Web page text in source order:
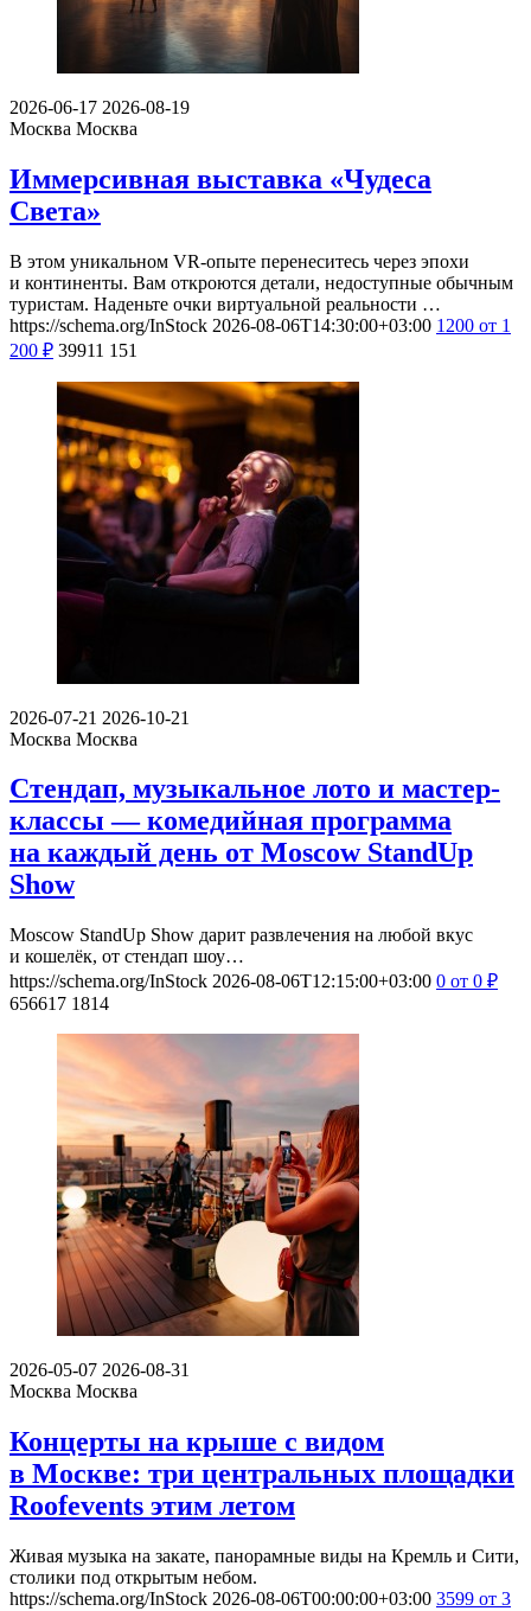
2026-06-17 2026-08-19
Москва Москва
Иммерсивная выставка «Чудеса
Света»
В этом уникальном VR-опыте перенеситесь через эпохи
и континенты. Вам откроются детали, недоступные обычным
туристам. Наденьте очки виртуальной реальности …
https://schema.org/InStock 2026-08-06T14:30:00+03:00 1200 от 1
200 ₽ 39911 151
2026-07-21 2026-10-21
Москва Москва
Стендап, музыкальное лото и мастер-
классы — комедийная программа
на каждый день от Moscow StandUp
Show
Moscow StandUp Show дарит развлечения на любой вкус
и кошелёк, от стендап шоу…
https://schema.org/InStock 2026-08-06T12:15:00+03:00 0 от 0 ₽
656617 1814
2026-05-07 2026-08-31
Москва Москва
Концерты на крыше с видом
в Москве: три центральных площадки
Roofevents этим летом
Живая музыка на закате, панорамные виды на Кремль и Сити,
столики под открытым небом.
https://schema.org/InStock 2026-08-06T00:00:00+03:00 3599 от 3